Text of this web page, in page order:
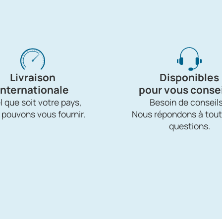
Livraison
que soit votre pays,
vous fournir.
Disponibles
pour vous
Besoin de
Nous répondons à
questions.